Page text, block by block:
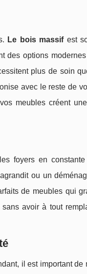
Le bois massifest
des options
plus de soin
avec le reste de
meubles créent
foyers en
ou un
de meubles qui
avoir à tout
il est important